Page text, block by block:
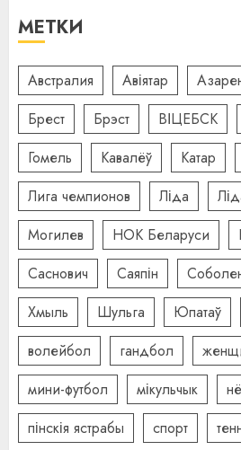
МЕТКИ
Австралия Авіятар
Брест
Брэст ВІЦЕБСК
Гомель
Кавалёў Катар
Лига чемпионов
Ліда
Могилев
НОК Беларуси
Саснович
Саяпін
Хмыль
Шульга Юпатаў
волейбол
гандбол
мини-футбол
мікульчык
пінскія ястрабы
спорт